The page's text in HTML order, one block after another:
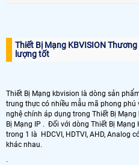
Thiết Bị Mạng KBVISION
lượng tốt
Thiết Bị Mạng kbvision là dòng sản
trung thực có nhiều mẫu mã phong phú
nghệ chính áp dụng trong Thiết Bị
Bị Mạng IP . Đối với dòng Thiết Bị
trong 1 là HDCVI, HDTVI, AHD, Analog
khác nhau.
.